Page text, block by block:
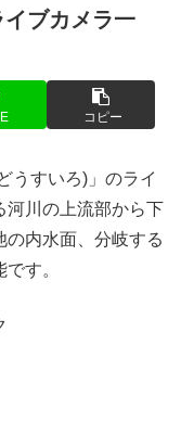
ブカメラ一
コピー
うすいろ)」のライ
河川の上流部から下
内水面、分岐する
す。